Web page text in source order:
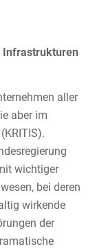
Infrastrukturen
aller
aber im
wichtiger
bei deren
wirkende
der